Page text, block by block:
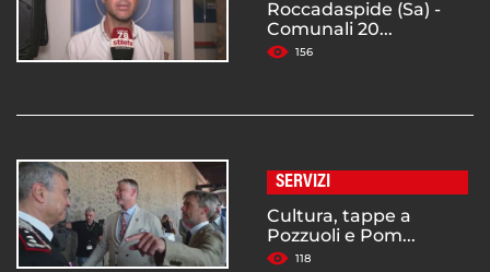
Roccadaspide (Sa) -
Comunali 20...
156
SERVIZI
Cultura, tappe a
Pozzuoli e Pom...
118